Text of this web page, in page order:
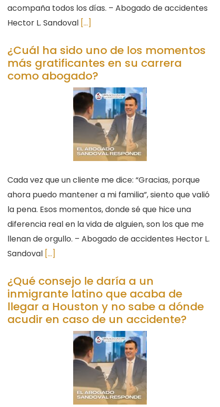
acompaña todos los días. – Abogado de accidentes
Hector L. Sandoval [...]
¿Cuál ha sido uno de los momentos
más gratificantes en su carrera
como abogado?
Cada vez que un cliente me dice: “Gracias, porque
ahora puedo mantener a mi familia”, siento que valió
la pena. Esos momentos, donde sé que hice una
diferencia real en la vida de alguien, son los que me
llenan de orgullo. – Abogado de accidentes Hector L.
Sandoval [...]
¿Qué consejo le daría a un
inmigrante latino que acaba de
llegar a Houston y no sabe a dónde
acudir en caso de un accidente?